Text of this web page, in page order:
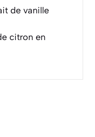
de vanille
citron en